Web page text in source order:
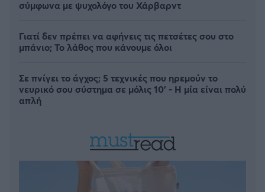
σύμφωνα με ψυχολόγο του Χάρβαρντ
Γιατί δεν πρέπει να αφήνεις τις πετσέτες σου στο
μπάνιο; Το λάθος που κάνουμε όλοι
Σε πνίγει το άγχος; 5 τεχνικές που ηρεμούν το
νευρικό σου σύστημα σε μόλις 10' - Η μία είναι πολύ
απλή